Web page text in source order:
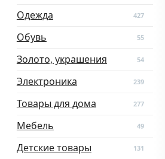
Одежда 427
Обувь 55
Золото, украшения 54
Электроника 239
Товары для дома 277
Мебель 49
Детские товары 131